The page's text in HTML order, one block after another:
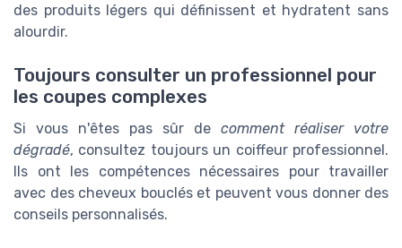
des produits légers qui définissent et hydratent sans
alourdir.
Toujours consulter un professionnel pour
les coupes complexes
Si vous n'êtes pas sûr de comment réaliser votre
dégradé, consultez toujours un coiffeur professionnel.
Ils ont les compétences nécessaires pour travailler
avec des cheveux bouclés et peuvent vous donner des
conseils personnalisés.